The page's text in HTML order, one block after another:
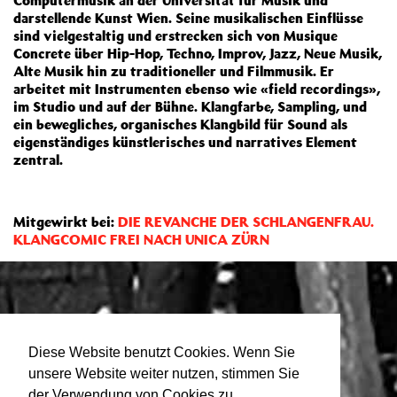
Diese Website benutzt Cookies. Wenn Sie
unsere Website weiter nutzen, stimmen Sie
darstellende Kunst Wien. Seine musikalischen Einflüsse
sind vielgestaltig und erstrecken sich von Musique
Concrete über Hip-Hop, Techno, Improv, Jazz, Neue Musik,
Alte Musik hin zu traditioneller und Filmmusik. Er
arbeitet mit Instrumenten ebenso wie «field recordings»,
im Studio und auf der Bühne. Klangfarbe, Sampling, und
ein bewegliches, organisches Klangbild für Sound als
eigenständiges künstlerisches und narratives Element
zentral.
Mitgewirkt bei: DIE REVANCHE DER SCHLANGENFRAU.
KLANGCOMIC FREI NACH UNICA ZÜRN